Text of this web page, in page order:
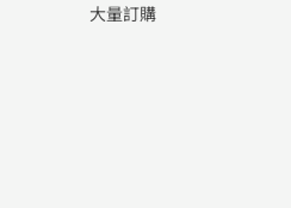
大量訂購